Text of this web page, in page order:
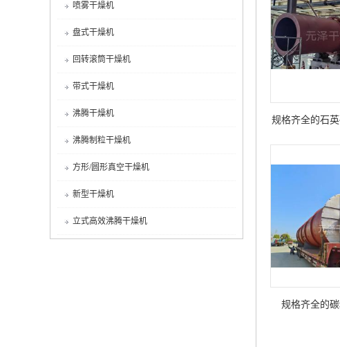
喷雾干燥机
盘式干燥机
回转滚筒干燥机
带式干燥机
沸腾干燥机
沸腾制粒干燥机
方形/圆形真空干燥机
新型干燥机
立式高效沸腾干燥机
规格齐全的石
规格齐全的